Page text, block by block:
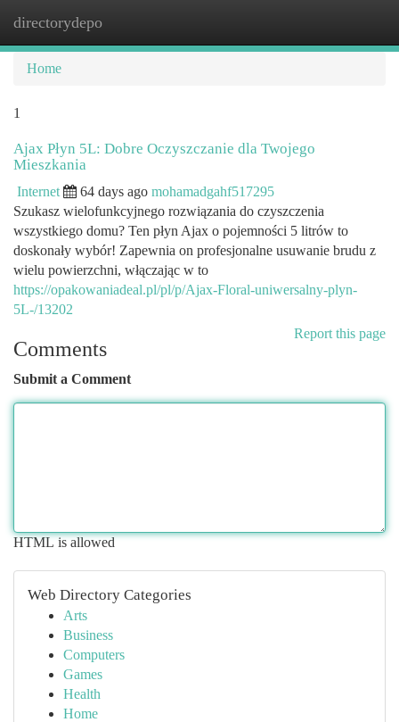
directorydepo
Home
1
Ajax Płyn 5L: Dobre Oczyszczanie dla Twojego
Mieszkania
Internet 64 days ago mohamadgahf517295
Szukasz wielofunkcyjnego rozwiązania do czyszczenia
wszystkiego domu? Ten płyn Ajax o pojemności 5 litrów to
doskonały wybór! Zapewnia on profesjonalne usuwanie brudu z
wielu powierzchni, włączając w to
https://opakowaniadeal.pl/pl/p/Ajax-Floral-uniwersalny-plyn-
5L-/13202
Report this page
Comments
Submit a Comment
HTML is allowed
Web Directory Categories
Arts
Business
Computers
Games
Health
Home